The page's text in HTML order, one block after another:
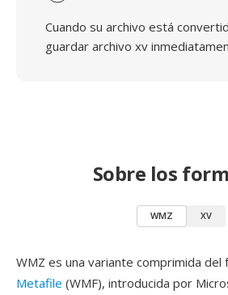
Cuando su archivo está
guardar archivo xv
Sobre los
WMZ XV
WMZ es una variante comprimida del
Metafile (WMF), introducida por